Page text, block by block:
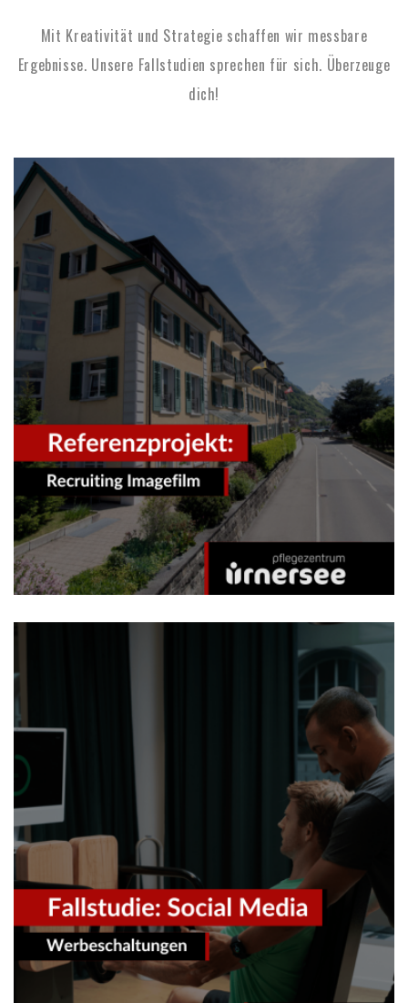
Mit Kreativität und Strategie schaffen wir messbare
Ergebnisse. Unsere Fallstudien sprechen für sich. Überzeuge
dich!